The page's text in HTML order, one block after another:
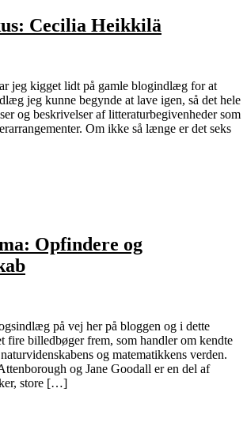
Cecilia Heikkilä
jeg kigget lidt på gamle blogindlæg for at
jeg kunne begynde at lave igen, så det hele
og beskrivelser af litteraturbegivenheder som
Om ikke så længe er det seks
Opfindere og
på vej her på bloggen og i dette
fire billedbøger frem, som handler om kendte
og matematikkens verden.
og Jane Goodall er en del af
store […]